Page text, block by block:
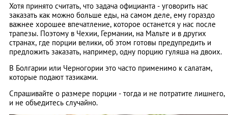
Хотя принято считать, что задача официанта - уговорить нас
заказать как можно больше еды, на самом деле, ему гораздо
важнее хорошее впечатление, которое останется у нас после
трапезы. Поэтому в Чехии, Германии, на Мальте и в других
странах, где порции велики, об этом готовы предупредить и
предложить заказать, например, одну порцию гуляша на двоих.
В Болгарии или Черногории это часто применимо к салатам,
которые подают тазиками.
Спрашивайте о размере порции - тогда и не потратите лишнего,
и не объедитесь случайно.